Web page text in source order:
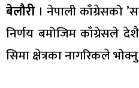
बेलौरी । नेपाली काँग्रेसको
निर्णय बमोजिम काँग्रेसले
सिमा क्षेत्रका नागरिकले